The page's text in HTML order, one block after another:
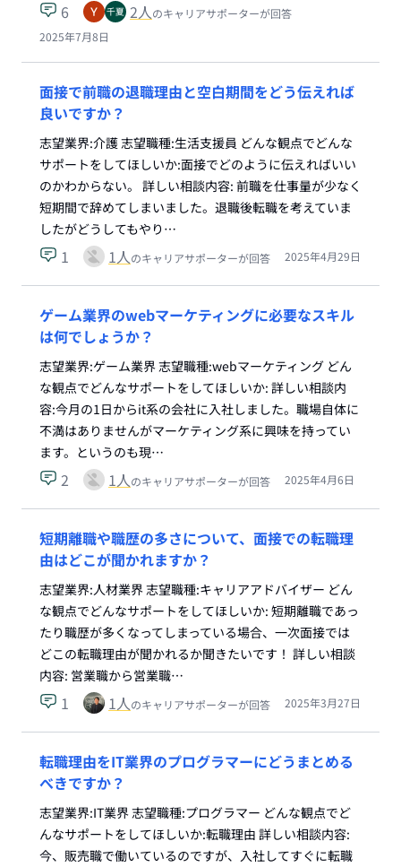
6 2人のキャリアサポーターが回答
2025年7月8日
面接で前職の退職理由と空白期間をどう伝えれば
良いですか？
志望業界:介護 志望職種:生活支援員 どんな観点でどんな
サポートをしてほしいか:面接でどのように伝えればいい
のかわからない。 詳しい相談内容: 前職を仕事量が少なく
短期間で辞めてしまいました。退職後転職を考えていま
したがどうしてもやり…
1 1人のキャリアサポーターが回答 2025年4月29日
ゲーム業界のwebマーケティングに必要なスキル
は何でしょうか？
志望業界:ゲーム業界 志望職種:webマーケティング どん
な観点でどんなサポートをしてほしいか: 詳しい相談内
容:今月の1日からit系の会社に入社しました。職場自体に
不満はありませんがマーケティング系に興味を持ってい
ます。というのも現…
2 1人のキャリアサポーターが回答 2025年4月6日
短期離職や職歴の多さについて、面接での転職理
由はどこが聞かれますか？
志望業界:人材業界 志望職種:キャリアアドバイザー どん
な観点でどんなサポートをしてほしいか: 短期離職であっ
たり職歴が多くなってしまっている場合、一次面接では
どこの転職理由が聞かれるか聞きたいです！ 詳しい相談
内容: 営業職から営業職…
1 1人のキャリアサポーターが回答 2025年3月27日
転職理由をIT業界のプログラマーにどうまとめる
べきですか？
志望業界:IT業界 志望職種:プログラマー どんな観点でど
んなサポートをしてほしいか:転職理由 詳しい相談内容:
今、販売職で働いているのですが、入社してすぐに転職